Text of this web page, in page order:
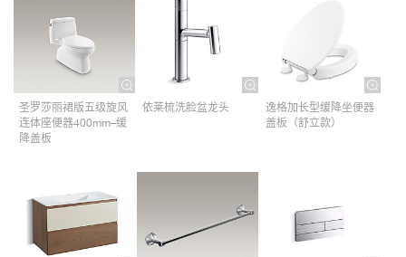
圣罗莎丽裙版五级旋风
连体座便器400mm–缓
降盖板
依莱梳洗脸盆龙头
逸格加长型缓降坐便器
盖板（舒立款）